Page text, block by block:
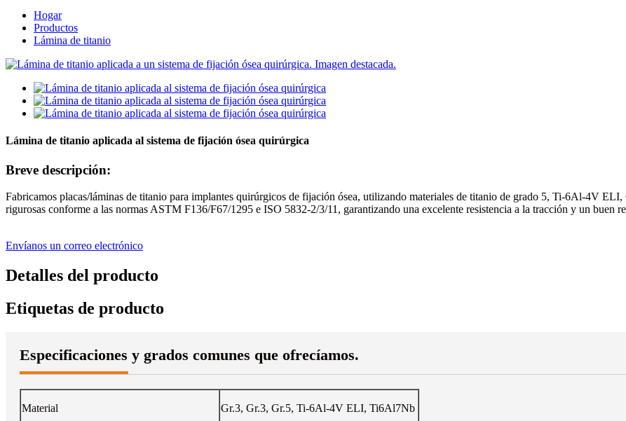
Hogar
Productos
Lámina de titanio
Lámina de titanio aplicada al sistema de fijación ósea quirúrgica
Breve descripción:
Fabricamos placas/láminas de titanio para implantes quirúrgicos de fijación ósea, utilizando materiales de titanio de grado 5, Ti-6Al-4V
rigurosas conforme a las normas ASTM F136/F67/1295 e ISO 5832-2/3/11, garantizando una excelente resistencia a la tracción y un buen
Envíanos un correo electrónico
Detalles del producto
Etiquetas de producto
Especificaciones y grados comunes que ofrecíamos.
Material Gr.3, Gr.3, Gr.5, Ti-6Al-4V ELI, Ti6Al7Nb